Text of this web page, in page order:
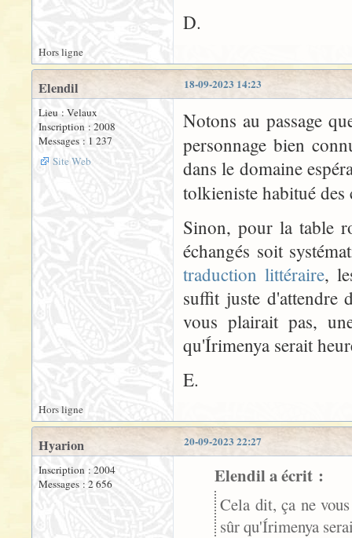
D.
Hors ligne
18-09-2023 14:23
Elendil
Lieu : Velaux
Inscription : 2008
Messages : 1 237
Site Web
Notons au passage
personnage bien
dans le domaine
tolkieniste habitué
Sinon, pour la table
échangés soit
traduction littéraire,
suffit juste d'attendre
vous plairait pas,
qu'Írimenya serait
E.
Hors ligne
20-09-2023 22:27
Hyarion
Inscription : 2004
Messages : 2 656
Elendil a écrit :
Cela dit, ça ne
sûr qu'Írimenya